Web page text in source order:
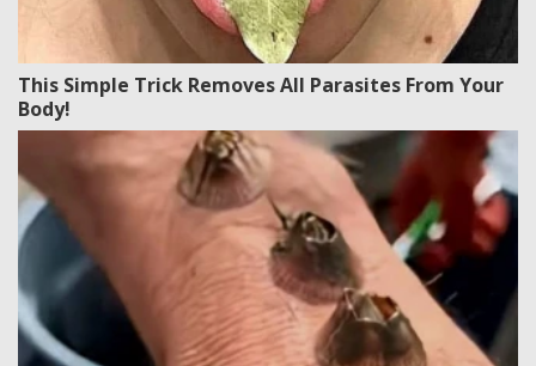
This Simple Trick Removes All Parasites From Your
Body!